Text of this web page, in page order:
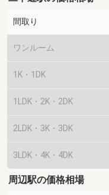
間取り
ワンルーム
1K・1DK
1LDK・2K・2DK
2LDK・3K・3DK
3LDK・4K・4DK
周辺駅の価格相場